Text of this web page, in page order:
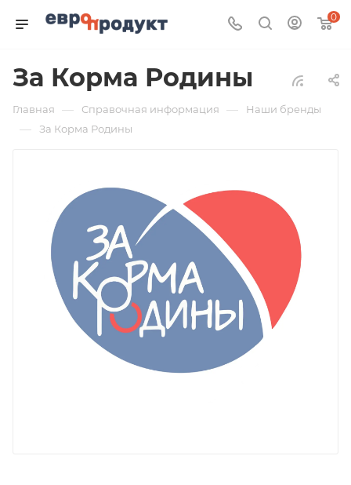
0
За Корма Родины
Главная — Справочная информация — Наши бренды
— За Корма Родины